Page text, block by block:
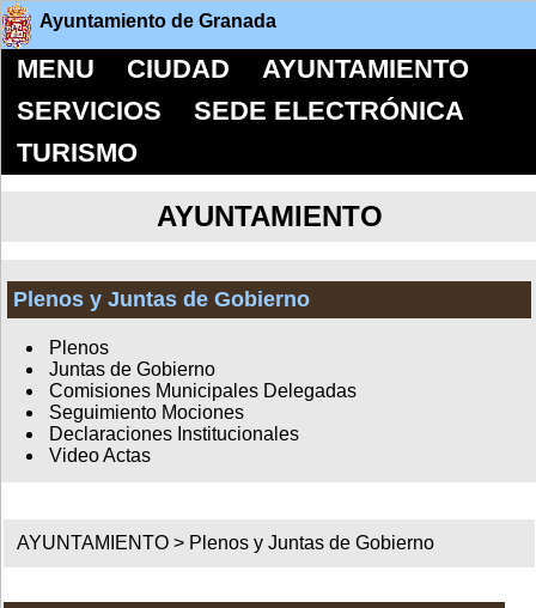
Ayuntamiento de Granada
MENU CIUDAD
AYUNTAMIENTO
SERVICIOS
SEDE ELECTRÓNICA
TURISMO
AYUNTAMIENTO
Plenos y Juntas de Gobierno
Plenos
Juntas de Gobierno
Comisiones Municipales Delegadas
Seguimiento Mociones
Declaraciones Institucionales
Video Actas
AYUNTAMIENTO > Plenos y Juntas de Gobierno